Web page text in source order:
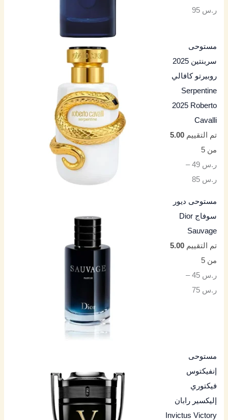
ر.س 95
مستوحى
سربنتين 2025
روبيرتو كافالي
Serpentine
2025 Roberto
Cavalli
تم التقييم5.00
من 5
ر.س 49
–
ر.س 85
مستوحى ديور
سوفاج Dior
Sauvage
تم التقييم5.00
من 5
ر.س 45
–
ر.س 75
مستوحى
إنفيكتوس
فيكتوري
إليكسير رابان
Invictus Victory